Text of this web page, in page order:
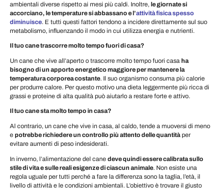
ambientali diverse rispetto ai mesi più caldi. Inoltre, le giornate si
accorciano, le temperature si abbassano e l’attività fisica spesso
diminuisce. E tutti questi fattori tendono a incidere direttamente sul suo
metabolismo, influenzando il modo in cui utilizza energia e nutrienti.
Il tuo cane trascorre molto tempo fuori di casa?
Un cane che vive all’aperto o trascorre molto tempo fuori casa ha
bisogno di un apporto energetico maggiore per mantenere la
temperatura corporea costante. Il suo organismo consuma più calorie
per produrre calore. Per questo motivo una dieta leggermente più ricca di
grassi e proteine di alta qualità può aiutarlo a restare forte e attivo.
Il tuo cane sta molto tempo in casa?
Al contrario, un cane che vive in casa, al caldo, tende a muoversi di meno
e potrebbe richiedere un controllo più attento delle quantitàper
evitare aumenti di peso indesiderati.
In inverno, l’alimentazione del cane deve quindi essere calibrata sullo
stile di vita e sulle reali esigenze di ciascun animale. Non esiste una
regola uguale per tutti perché a fare la differenza sono la taglia, l’età, il
livello di attività e le condizioni ambientali. L’obiettivo è trovare il giusto